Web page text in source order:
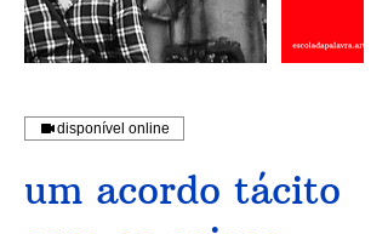
disponível online
um acordo tácito